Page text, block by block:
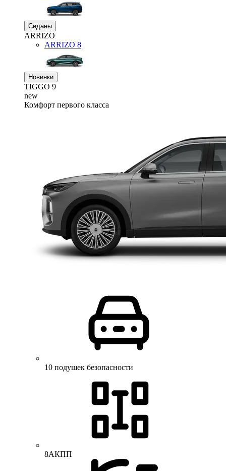
Седаны
ARRIZO
ARRIZO 8
Новинки
TIGGO 9
new
Комфорт первого класса
10 подушек безопасности
8АКПП